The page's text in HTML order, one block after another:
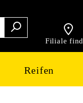
Filiale
Reifen